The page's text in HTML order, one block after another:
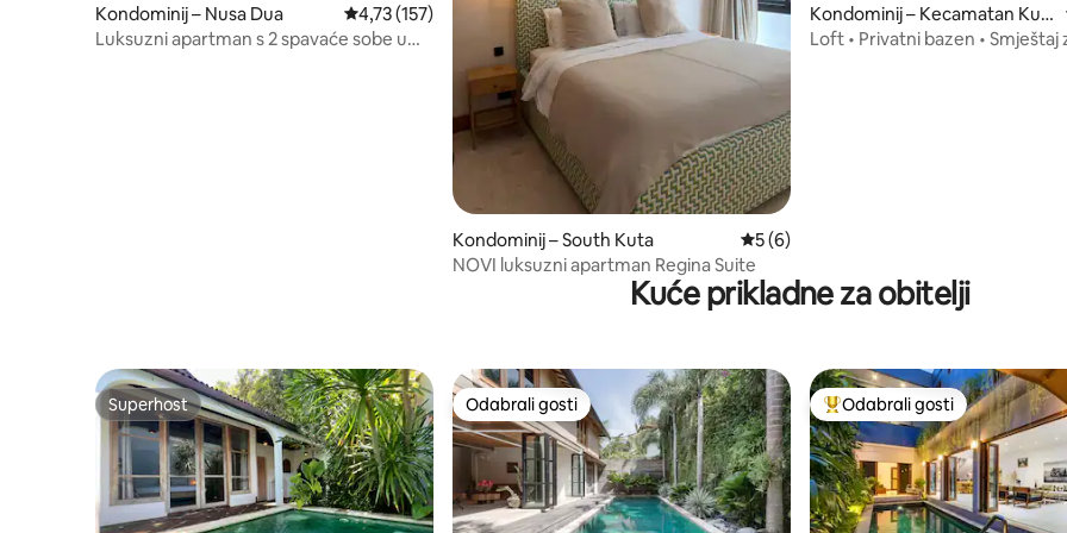
Kondominij – Nusa Dua Prosječna ocjena: 4,73/5, recenzija: 157
4,73 (157)
Luksuzni apartman s 2 spavaće sobe u
Kondominij – South Kuta Prosječna ocjena: 5/5, recenzija: 6
5 (6)
NOVI luksuzni apartman Regina Suite
Kondominij – Kecamatan Kut
a Utara
Loft • Privatni bazen • Smještaj
Kuće prikladne za obitelji
Superhost
Superhost Odabrali gosti
Odabrali gosti Među najviše rangiranima s
Odabrali gosti